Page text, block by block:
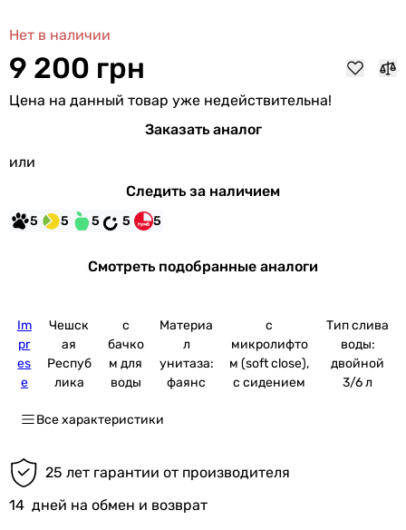
Нет в наличии
9 200 грн
Цена на данный товар уже недействительна!
Заказать аналог
или
Следить за наличием
5 5 5 5 5
Смотреть подобранные аналоги
Im
pr
es
e
Чешск
ая
Респуб
лика
с
бачко
м для
воды
Материа
л
унитаза:
фаянс
с
микролифто
м (soft close),
с сидением
Тип слива
воды:
двойной
3/6 л
Все характеристики
25 лет гарантии от производителя
14 дней на обмен и возврат